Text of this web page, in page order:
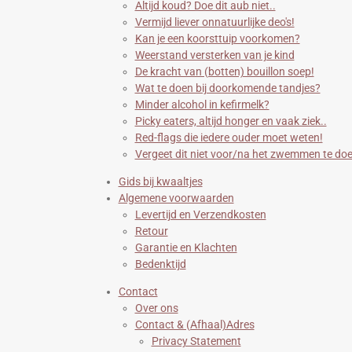
Altijd koud? Doe dit aub niet..
Vermijd liever onnatuurlijke deo's!
Kan je een koorsttuip voorkomen?
Weerstand versterken van je kind
De kracht van (botten) bouillon soep!
Wat te doen bij doorkomende tandjes?
Minder alcohol in kefirmelk?
Picky eaters, altijd honger en vaak ziek..
Red-flags die iedere ouder moet weten!
Vergeet dit niet voor/na het zwemmen te
Gids bij kwaaltjes
Algemene voorwaarden
Levertijd en Verzendkosten
Retour
Garantie en Klachten
Bedenktijd
Contact
Over ons
Contact & (Afhaal)Adres
Privacy Statement